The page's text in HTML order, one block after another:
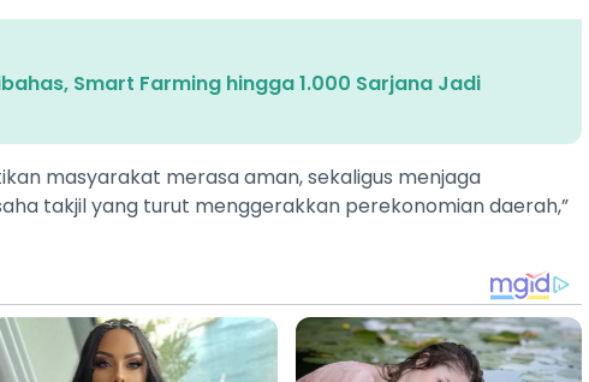
Smart Farming hingga 1.000 Sarjana Jadi
masyarakat merasa aman, sekaligus menjaga
takjil yang turut menggerakkan perekonomian daerah,”